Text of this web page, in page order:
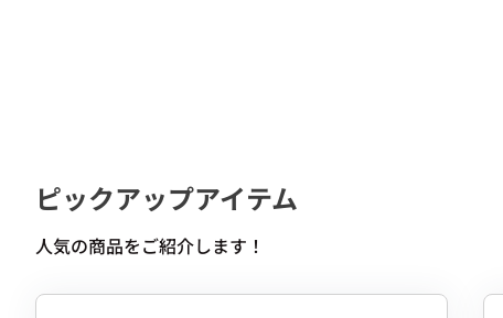
ピックアップアイテム
人気の商品をご紹介します！